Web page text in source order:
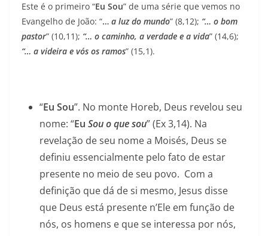
Este é o primeiro “Eu Sou” de uma série que vemos no
Evangelho de João: “… a luz do mundo” (8,12); “… o bom
pastor” (10,11); “… o caminho, a verdade e a vida” (14,6);
“… a videira e vós os ramos” (15,1).
“Eu Sou”. No monte Horeb, Deus revelou seu
nome: “Eu Sou o que sou” (Ex 3,14). Na
revelação de seu nome a Moisés, Deus se
definiu essencialmente pelo fato de estar
presente no meio de seu povo. Com a
definição que dá de si mesmo, Jesus disse
que Deus está presente n’Ele em função de
nós, os homens e que se interessa por nós,